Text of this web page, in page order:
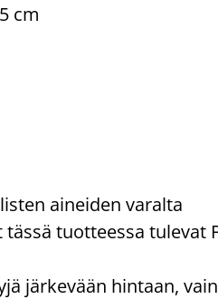
cm
aineiden varalta
tuotteessa tulevat
järkevään hintaan, vain